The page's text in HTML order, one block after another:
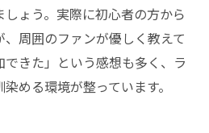
ょう。実際に初心者の方から
周囲のファンが優しく教えて
きた」という感想も多く、ラ
める環境が整っています。